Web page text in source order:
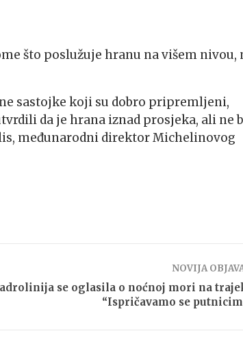
što poslužuje hranu na višem nivou,
sastojke koji su dobro pripremljeni,
da je hrana iznad prosjeka, ali ne
međunarodni direktor Michelinovog
NOVIJA
se oglasila o noćnoj mori na
“Ispričavamo se